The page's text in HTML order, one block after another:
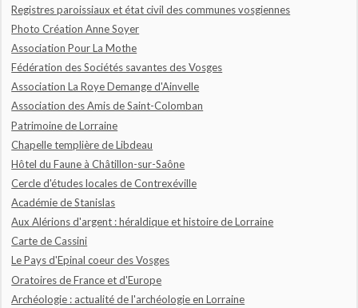
Registres paroissiaux et état civil des communes vosgiennes
Photo Création Anne Soyer
Association Pour La Mothe
Fédération des Sociétés savantes des Vosges
Association La Roye Demange d'Ainvelle
Association des Amis de Saint-Colomban
Patrimoine de Lorraine
Chapelle templière de Libdeau
Hôtel du Faune à Châtillon-sur-Saône
Cercle d'études locales de Contrexéville
Académie de Stanislas
Aux Alérions d'argent : héraldique et histoire de Lorraine
Carte de Cassini
Le Pays d'Epinal coeur des Vosges
Oratoires de France et d'Europe
Archéologie : actualité de l'archéologie en Lorraine